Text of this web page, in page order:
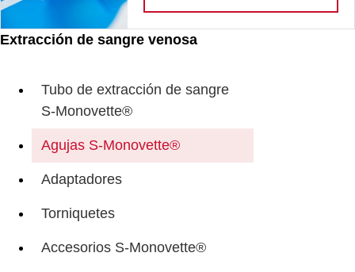
Extracción de sangre venosa
Tubo de extracción de sangre
S-Monovette®
Agujas S-Monovette®
Adaptadores
Torniquetes
Accesorios S-Monovette®